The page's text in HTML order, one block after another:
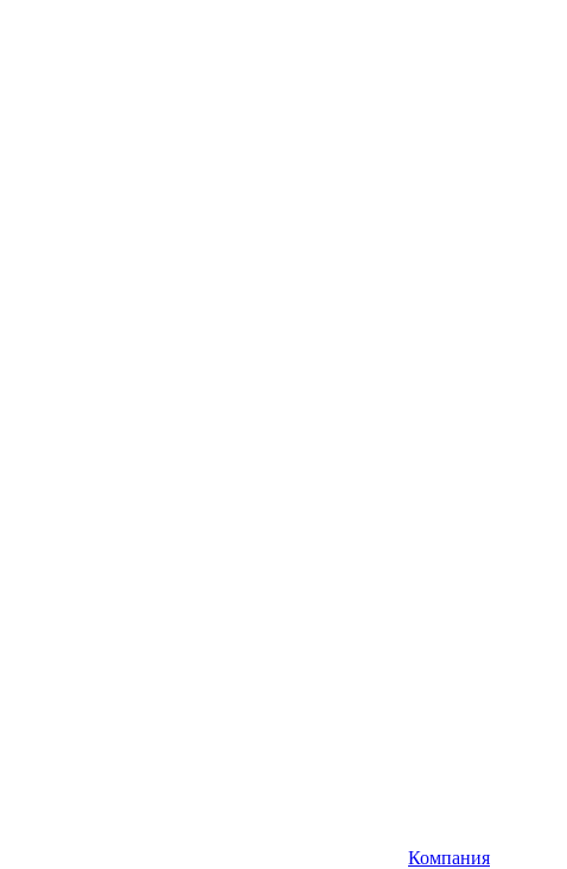
Компания